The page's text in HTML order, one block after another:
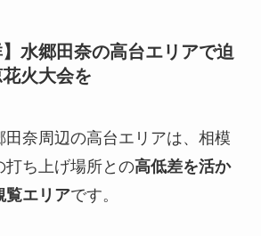
】水郷田奈の高台エリアで迫
火大会を
田奈周辺の高台エリアは、相模
打ち上げ場所との高低差を活か
覧エリアです。